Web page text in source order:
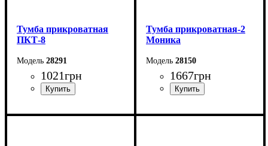
Тумба прикроватная
ПКТ-8
28291
1021грн
Ширина: 40 см
Тумба прикроватная-2
Моника
28150
1667грн
Ширина: 40 см